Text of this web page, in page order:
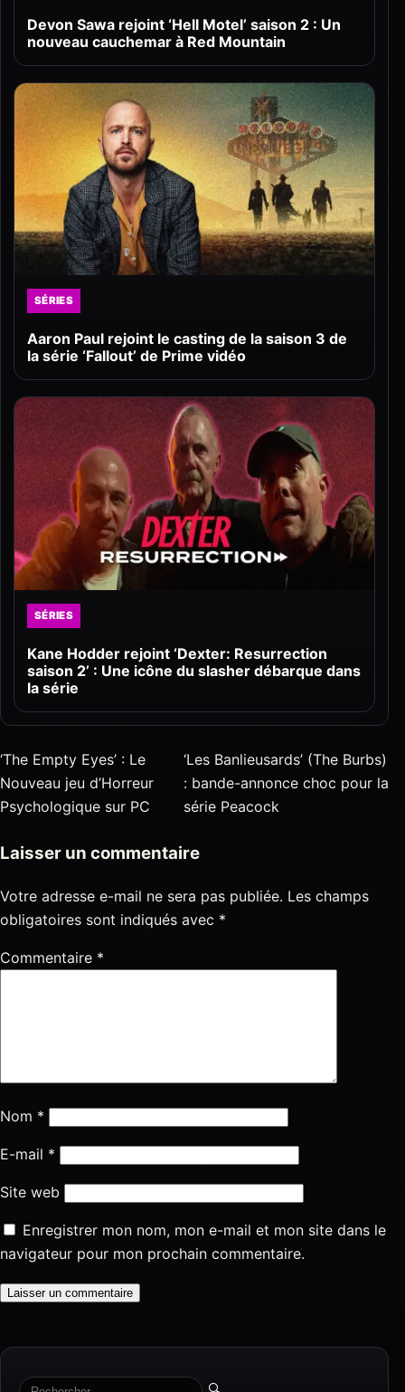
Devon Sawa rejoint ‘Hell Motel’ saison 2 : Un
nouveau cauchemar à Red Mountain
SÉRIES
Aaron Paul rejoint le casting de la saison 3 de
la série ‘Fallout’ de Prime vidéo
SÉRIES
Kane Hodder rejoint ‘Dexter: Resurrection
saison 2’ : Une icône du slasher débarque dans
la série
‘The Empty Eyes’ : Le
Nouveau jeu d’Horreur
Psychologique sur PC
‘Les Banlieusards’ (The Burbs)
: bande-annonce choc pour la
série Peacock
Laisser un commentaire
Votre adresse e-mail ne sera pas publiée. Les champs
obligatoires sont indiqués avec *
Commentaire *
Nom *
E-mail *
Site web
Enregistrer mon nom, mon e-mail et mon site dans le
navigateur pour mon prochain commentaire.